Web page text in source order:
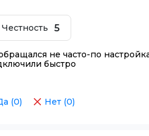
Честность 5
не часто-по
быстро
(0) Нет (0)